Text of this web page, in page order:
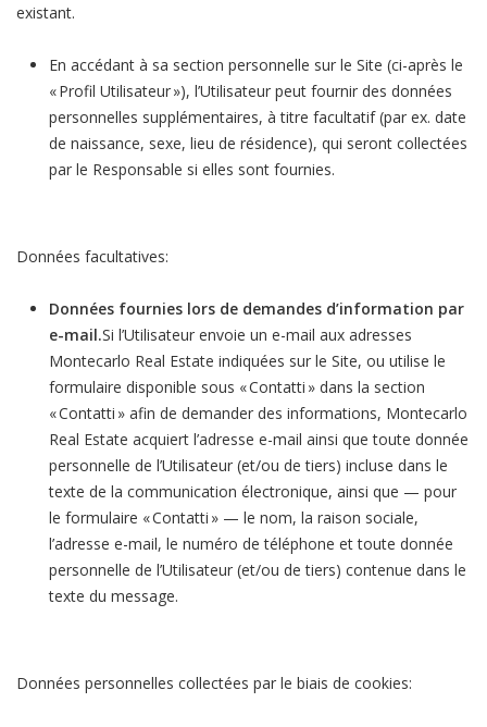
existant.
En accédant à sa section personnelle sur le Site (ci-après le
« Profil Utilisateur »), l’Utilisateur peut fournir des données
personnelles supplémentaires, à titre facultatif (par ex. date
de naissance, sexe, lieu de résidence), qui seront collectées
par le Responsable si elles sont fournies.
Données facultatives:
Données fournies lors de demandes d’information par
e-mail.Si l’Utilisateur envoie un e-mail aux adresses
Montecarlo Real Estate indiquées sur le Site, ou utilise le
formulaire disponible sous « Contatti » dans la section
« Contatti » afin de demander des informations, Montecarlo
Real Estate acquiert l’adresse e-mail ainsi que toute donnée
personnelle de l’Utilisateur (et/ou de tiers) incluse dans le
texte de la communication électronique, ainsi que — pour
le formulaire « Contatti » — le nom, la raison sociale,
l’adresse e-mail, le numéro de téléphone et toute donnée
personnelle de l’Utilisateur (et/ou de tiers) contenue dans le
texte du message.
Données personnelles collectées par le biais de cookies: